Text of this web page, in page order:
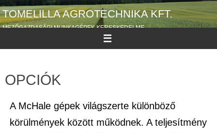
TOMELILLA AGROTECHNIKA KFT.
MEZŐGAZDASÁGI MUNKAGÉPEK KERESKEDELME
OPCIÓK
A McHale gépek világszerte különböző
körülmények között működnek. A teljesítmény